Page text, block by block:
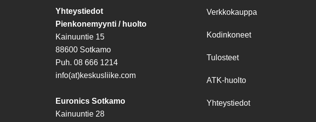
Yhteystiedot
Pienkonemyynti / huolto
Kainuuntie 15
88600 Sotkamo
Puh. 08 666 1214
info(at)keskusliike.com
Euronics Sotkamo
Kainuuntie 28
Verkkokauppa
Kodinkoneet
Tulosteet
ATK-huolto
Yhteystiedot